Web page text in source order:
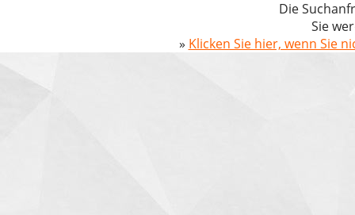
Die
Sie
» Klicken Sie hier, wenn Sie